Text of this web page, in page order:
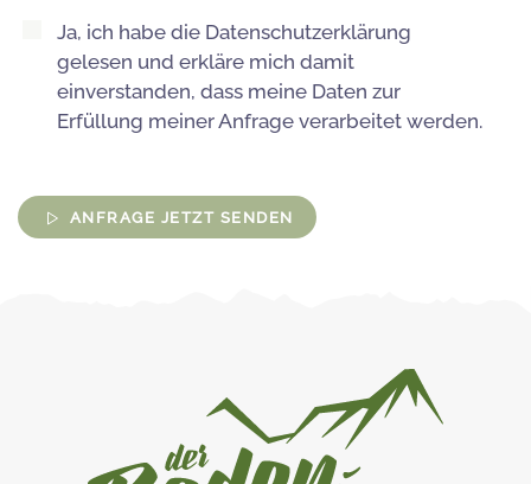
Ja, ich habe die Datenschutzerklärung
gelesen und erkläre mich damit
einverstanden, dass meine Daten zur
Erfüllung meiner Anfrage verarbeitet werden.
ANFRAGE JETZT SENDEN